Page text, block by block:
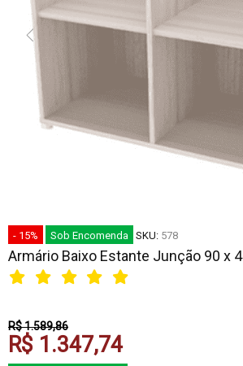
- 15% Sob Encomenda SKU: 578
Armário Baixo Estante Junção 90 x
R$ 1.589,86
R$ 1.347,74